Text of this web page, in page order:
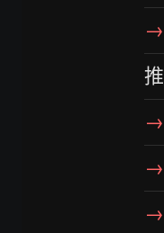
→
推
→
→
→